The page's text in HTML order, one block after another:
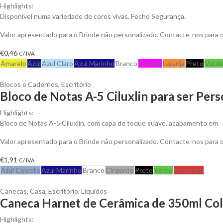
Highlights:
Disponível numa variedade de cores vivas. Fecho Segurança.
Valor apresentado para o Brinde não personalizado. Contacte-nos
€0,46 C/ IVA
AmareloAzulAzul ClaroAzul MarinhoBrancoFuchsiaLaranja PretoVerde
Blocos e Cadernos, Escritório
Bloco de Notas A-5 Ciluxlin para ser
Highlights:
Bloco de Notas A-5 Ciluxlin, com capa de toque suave, acabamento em
Valor apresentado para o Brinde não personalizado. Contacte-nos
€1,91 C/ IVA
Azul CelesteAzul MarinhoBranco Cinzento PretoVerdeVermelho
Canecas, Casa, Escritório, Líquidos
Caneca Harnet de Cerâmica de 350ml
Highlights: